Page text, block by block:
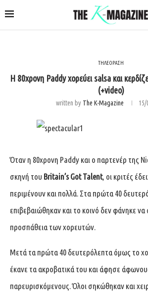
ΤΗΛΕΟΡΑΣΗ
Η 80χρονη Paddy χορεύει salsa και
(+video)
written by The K-Magazine 15/
Όταν η 80χρονη Paddy και ο παρτενέρ της
σκηνή του Britain’s Got Talent, οι κριτές
περιμένουν και πολλά. Στα πρώτα 40
επιβεβαιώθηκαν και το κοινό δεν φάνηκε
προσπάθεια των χορευτών.
Μετά τα πρώτα 40 δευτερόλεπτα όμως το
έκανε τα ακροβατικά του και άφησε
παρευρισκόμενους. Όλοι σηκώθηκαν και